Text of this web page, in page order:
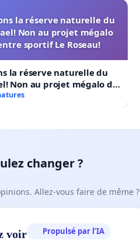
la réserve naturelle du
Non au projet mégalo
sportif Le Roseau!
la réserve naturelle du
Non au projet mégalo du
Le Roseau!
changer ?
Allez-vous faire de même ?
voir Propulsé par l’IA